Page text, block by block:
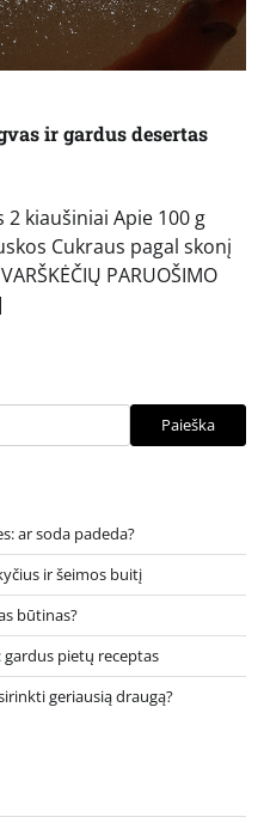
ir gardus desertas
2 kiaušiniai Apie 100 g
Cukraus pagal skonį
PARUOŠIMO
Paieška
ar soda padeda?
ir šeimos buitį
būtinas?
pietų receptas
geriausią draugą?